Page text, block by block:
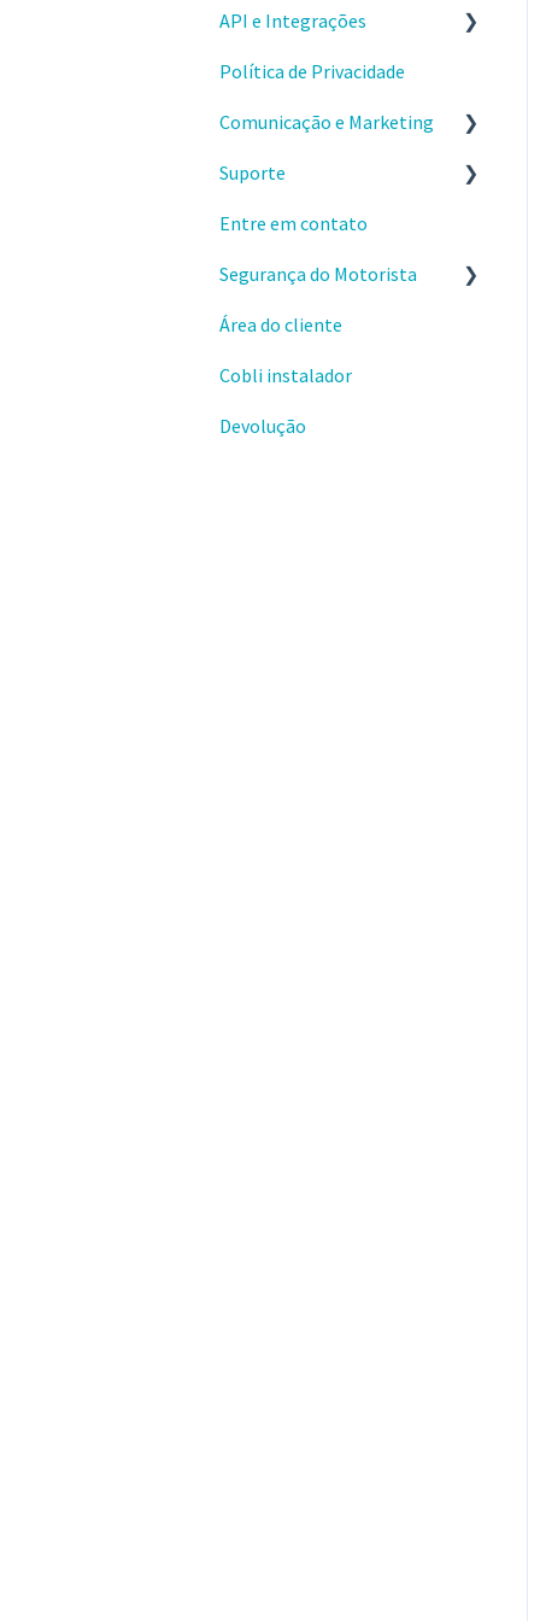
Combustível
API e Integrações
Comece por aqui
Aplicativos
Webhooks
Política de Privacidade
Comunicação e Marketing
Sobre o produto e valores
Materiais e conteúdos
Suporte
Envio e instalações de
Entre em contato
Segurança do Motorista
Alertas
Ranking de condução
Área do cliente
Cobli instalador
Devolução